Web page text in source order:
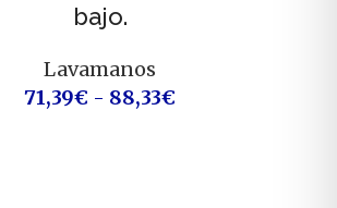
bajo.
Lavamanos
71,39€ - 88,33€